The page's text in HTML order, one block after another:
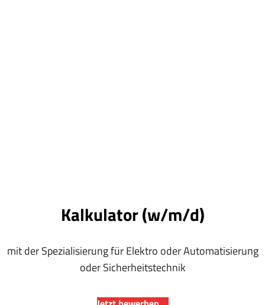
Kalkulator (w/m/d)
mit der Spezialisierung für Elektro oder Automatisierung
oder Sicherheitstechnik